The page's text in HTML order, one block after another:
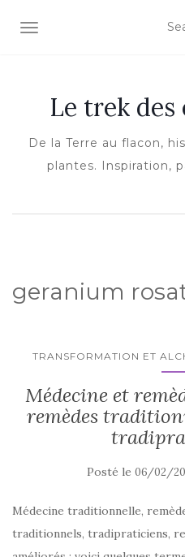
OUVRIR/FERMER LA
Le trek des
De la Terre au flacon,
plantes. Inspiration,
geranium
TRANSFORMATION ET
Médecine et
remèdes
Posté le 06/02/
Médecine traditionnelle,
traditionnels, tradipraticiens,